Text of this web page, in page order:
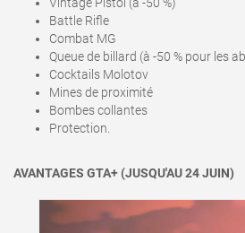
Vintage Pistol (à -50 %)
Battle Rifle
Combat MG
Queue de billard (à -50 % pour les
Cocktails Molotov
Mines de proximité
Bombes collantes
Protection.
AVANTAGES GTA+ (JUSQU'AU 24 JUIN)